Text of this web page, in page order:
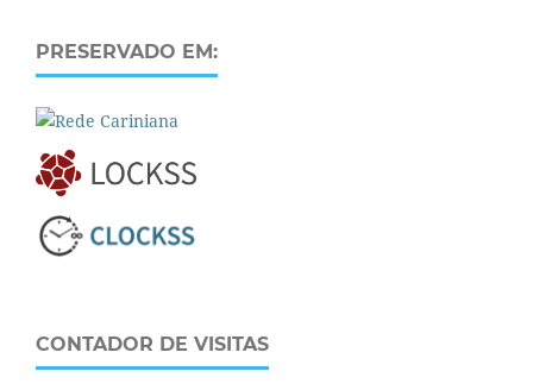
PRESERVADO EM:
CONTADOR DE VISITAS